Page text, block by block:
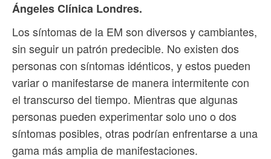
Ángeles Clínica Londres.
Los síntomas de la EM son diversos y cambiantes,
sin seguir un patrón predecible. No existen dos
personas con síntomas idénticos, y estos pueden
variar o manifestarse de manera intermitente con
el transcurso del tiempo. Mientras que algunas
personas pueden experimentar solo uno o dos
síntomas posibles, otras podrían enfrentarse a una
gama más amplia de manifestaciones.